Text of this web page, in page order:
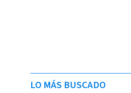
LO MÁS BUSCADO